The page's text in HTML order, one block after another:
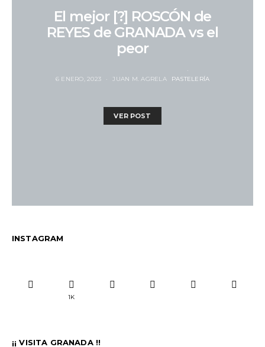
El mejor [?] ROSCÓN de
REYES de GRANADA vs el
peor
6 ENERO, 2023 JUAN M. AGRELA PASTELERÍA
VER POST
INSTAGRAM
1K
¡¡ VISITA GRANADA !!